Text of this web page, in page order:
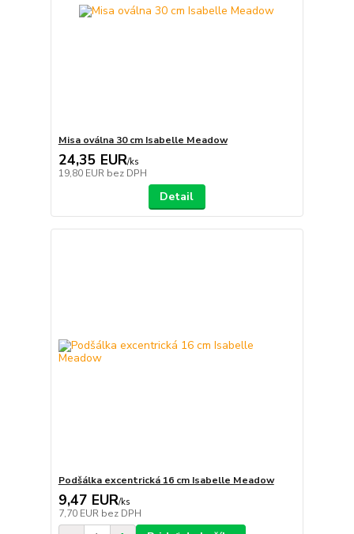
Misa oválna 30 cm Isabelle Meadow
24,35 EUR/ks
19,80 EUR bez DPH
Detail
Podšálka excentrická 16 cm Isabelle Meadow
9,47 EUR/ks
7,70 EUR bez DPH